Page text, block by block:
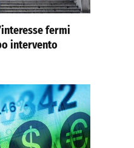
fermi
intervento